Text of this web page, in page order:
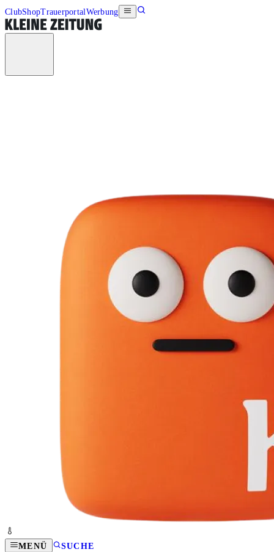
ClubShopTrauerportalWerbung
MENÜ SUCHE